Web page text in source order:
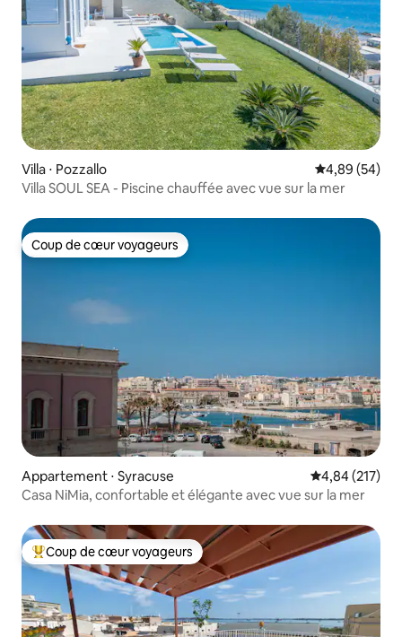
Villa ⋅ Pozzallo Évaluation
4,89 (54)
Villa SOUL SEA - Piscine chauffée avec vue sur la mer
Coup de cœur voyageurs
Coup de cœur voyageurs
Appartement ⋅ Syracuse Évaluation
4,84 (217)
Casa NiMia, confortable et élégante avec vue sur la mer
Coups de cœur voyageurs les plus appréciés
Coup de cœur voyageurs